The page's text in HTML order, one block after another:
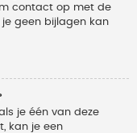
contact op met de
geen bijlagen kan
je één van deze
kan je een